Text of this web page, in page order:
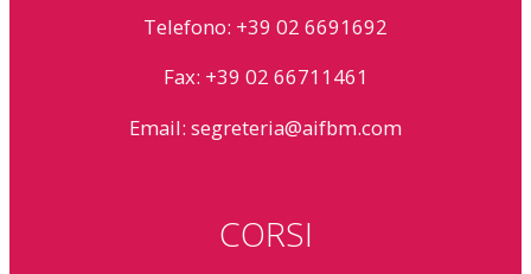
Telefono: +39 02 6691692
Fax: +39 02 66711461
Email: segreteria@aifbm.com
CORSI